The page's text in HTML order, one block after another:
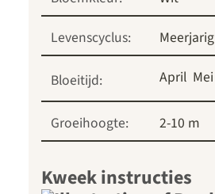
Levenscyclus:
Meerjarig
Bloeitijd: April Mei
Groeihoogte: 2-10 m
Kweek instructies